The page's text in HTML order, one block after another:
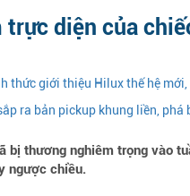
trực diện của
thức giới thiệu Hilux thế hệ
ra bản pickup khung liền, phá
bị thương nghiêm trọng vào
ngược chiều.